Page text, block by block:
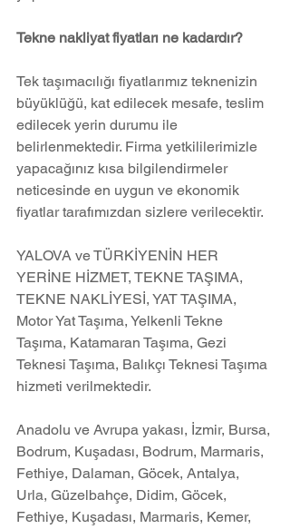
Tekne nakliyat fiyatları ne kadardır?
Tek taşımacılığı fiyatlarımız teknenizin
büyüklüğü, kat edilecek mesafe, teslim
edilecek yerin durumu ile
belirlenmektedir. Firma yetkililerimizle
yapacağınız kısa bilgilendirmeler
neticesinde en uygun ve ekonomik
fiyatlar tarafımızdan sizlere verilecektir.
YALOVA ve TÜRKİYENİN HER
YERİNE HİZMET, TEKNE TAŞIMA,
TEKNE NAKLİYESİ, YAT TAŞIMA,
Motor Yat Taşıma, Yelkenli Tekne
Taşıma, Katamaran Taşıma, Gezi
Teknesi Taşıma, Balıkçı Teknesi Taşıma
hizmeti verilmektedir.
Anadolu ve Avrupa yakası, İzmir, Bursa,
Bodrum, Kuşadası, Bodrum, Marmaris,
Fethiye, Dalaman, Göcek, Antalya,
Urla, Güzelbahçe, Didim, Göcek,
Fethiye, Kuşadası, Marmaris, Kemer,